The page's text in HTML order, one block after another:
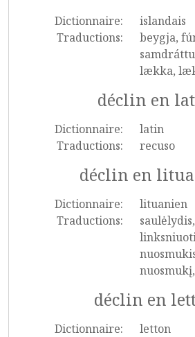
Dictionnaire:
islandais
Traductions:
beygja,
lækka,
déclin en
Dictionnaire:
latin
Traductions:
recuso
déclin en
Dictionnaire:
lituanien
Traductions:
déclin en
Dictionnaire:
letton